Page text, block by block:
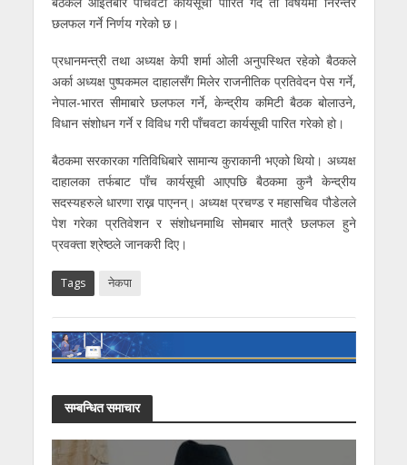
छलफल गर्ने निर्णय गरेको छ।
प्रधानमन्त्री तथा अध्यक्ष केपी शर्मा ओली अनुपस्थित रहेको बैठकले
अर्का अध्यक्ष पुष्पकमल दाहालसँग मिलेर राजनीतिक प्रतिवेदन पेस गर्ने,
नेपाल-भारत सीमाबारे छलफल गर्ने, केन्द्रीय कमिटी बैठक बोलाउने,
विधान संशोधन गर्ने र विविध गरी पाँचवटा कार्यसूची पारित गरेको हो।
बैठकमा सरकारका गतिविधिबारे सामान्य कुराकानी भएको थियो। अध्यक्ष
दाहालका तर्फबाट पाँच कार्यसूची आएपछि बैठकमा कुनै केन्द्रीय
सदस्यहरुले धारणा राख्न पाएनन्। अध्यक्ष प्रचण्ड र महासचिव पौडेलले
पेश गरेका प्रतिवेशन र संशोधनमाथि सोमबार मात्रै छलफल हुने
प्रवक्ता श्रेष्ठले जानकरी दिए।
Tags नेकपा
सम्बन्धित समाचार